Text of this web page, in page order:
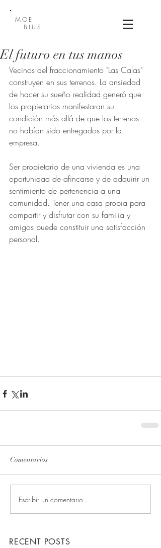
MOE
BIUS
El futuro en tus manos
Vecinos del fraccionamiento "Las Calas"
construyen en sus terrenos. La ansiedad
de hacer su sueño realidad generó que
los propietarios manifestaran su
condición más allá de que los terrenos
no habían sido entregados por la
empresa.
Ser propietario de una vivienda es una
oportunidad de afincarse y de adquirir un
sentimiento de pertenencia a una
comunidad. Tener una casa propia para
compartir y disfrutar con su familia y
amigos puede constituir una satisfacción
personal.
Comentarios
Escribir un comentario...
RECENT POSTS